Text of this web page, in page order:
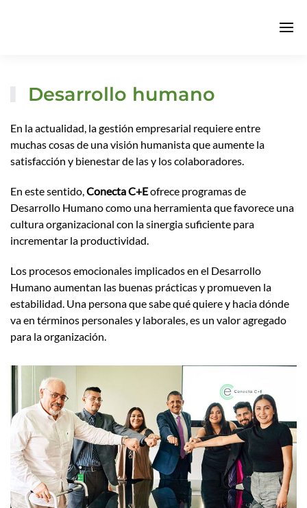
Desarrollo humano
En la actualidad, la gestión empresarial requiere entre
muchas cosas de una visión humanista que aumente la
satisfacción y bienestar de las y los colaboradores.
En este sentido,Conecta C+Eofrece programas de
Desarrollo Humano como una herramienta que favorece una
cultura organizacional con la sinergia suficiente para
incrementar la productividad.
Los procesos emocionales implicados en el Desarrollo
Humano aumentan las buenas prácticas y promueven la
estabilidad. Una persona que sabe qué quiere y hacia dónde
va en términos personales y laborales, es un valor agregado
para la organización.